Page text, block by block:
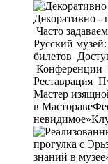
Декоративно -
Часто
Русский
билетов
Конференции
Реставрация
Мастер
в Мастораве
невидимое»
прогулка с
знаний в